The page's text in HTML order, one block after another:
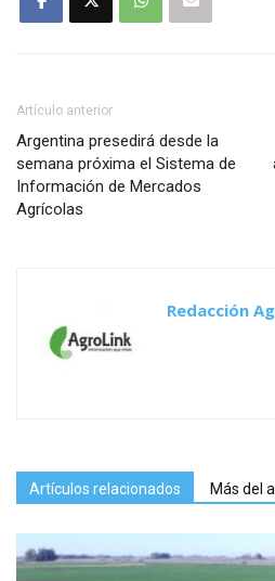
Artículo anterior
Argentina presedirá desde la
semana próxima el Sistema de
Información de Mercados
Agrícolas
Redacción
Artículos relacionados Más del